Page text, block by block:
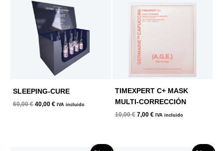
SLEEPING-CURE
60,00€
era:
60,00 €.
40,00 €
es:
40,00 €.
IVA incluido
TIMEXPERT C+ MASK
MULTI-CORRECCIÓN
10,00€
era:
10,00 €.
7,00 €
es:
7,00 €.
IVA incluido